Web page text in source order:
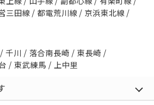
三田線 / 都電荒川線 / 京浜東北線 /
/ 千川 / 落合南長崎 / 東長崎 /
/ 東武練馬 / 上中里